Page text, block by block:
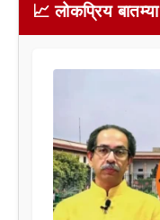
📈 लोकप्रिय बातम्या